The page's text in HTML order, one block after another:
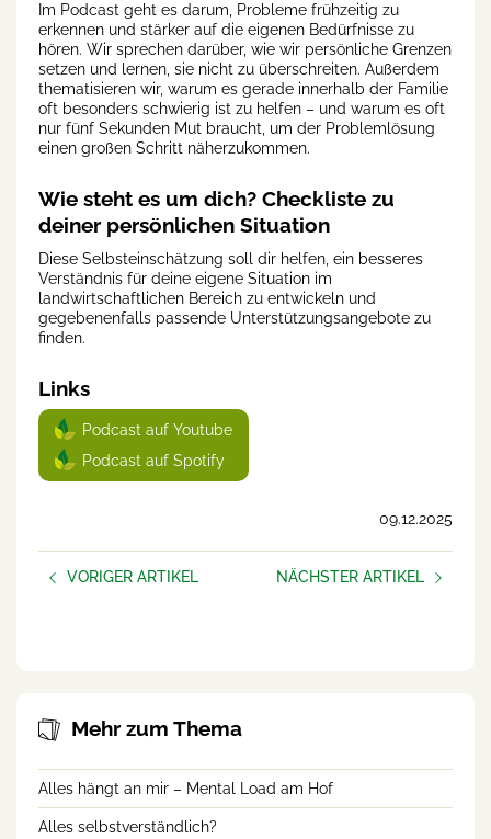
Im Podcast geht es darum, Probleme frühzeitig zu
erkennen und stärker auf die eigenen Bedürfnisse zu
hören. Wir sprechen darüber, wie wir persönliche Grenzen
setzen und lernen, sie nicht zu überschreiten. Außerdem
thematisieren wir, warum es gerade innerhalb der Familie
oft besonders schwierig ist zu helfen – und warum es oft
nur fünf Sekunden Mut braucht, um der Problemlösung
einen großen Schritt näherzukommen.
Wie steht es um dich? Checkliste zu
deiner persönlichen Situation
Diese Selbsteinschätzung soll dir helfen, ein besseres
Verständnis für deine eigene Situation im
landwirtschaftlichen Bereich zu entwickeln und
gegebenenfalls passende Unterstützungsangebote zu
finden.
Links
Podcast auf Youtube
Podcast auf Spotify
09.12.2025
VORIGER ARTIKEL
NÄCHSTER ARTIKEL
Mehr zum Thema
Alles hängt an mir – Mental Load am Hof
Alles selbstverständlich?